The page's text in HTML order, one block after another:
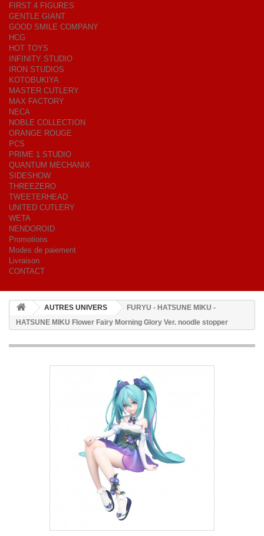
FIRST 4 FIGURES
GENTLE GIANT
GOOD SMILE COMPANY
HCG
HOT TOYS
INFINITY STUDIO
IRON STUDIOS
KOTOBUKIYA
MASTER CUTLERY
MAX FACTORY
NECA
NOBLE COLLECTION
ORANGE ROUGE
PCS
PRIME 1 STUDIO
QUANTUM MECHANIX
SIDESHOW
THREEZERO
TWEETERHEAD
UNITED CUTLERY
WETA
NENDOROID
Promotions
Modes de paiement
Livraison
CONTACT
AUTRES UNIVERS
FURYU - HATSUNE MIKU -
HATSUNE MIKU Flower Fairy Morning Glory Ver. noodle stopper